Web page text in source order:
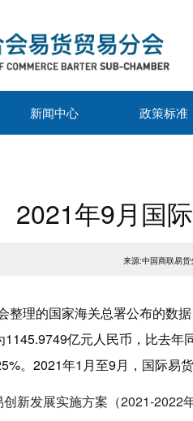
新闻中心 政策标准
2021年9月国
来源:中国商联易货
整理的国家海关总署公布的数
亿元人民币，比去
。2021年1月至9月，国际易
新发展实施方案（2021-2022